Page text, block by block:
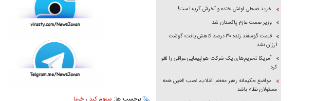
برچسب ها: سموم کبد ،خرما
خرید قسطی اولش خنده و آخرش گریه است!
وزیر صمت عازم پاکستان شد
قیمت گوسفند زنده ۳۰ درصد کاهش یافت؛ گوشت
ارزان نشد
آمریکا تحریم‌های یک شرکت هواپیمایی عراقی را لغو
کرد
مواضع حکیمانه رهبر معظم انقلاب، نصب العین همه
مسئولان نظام باشد